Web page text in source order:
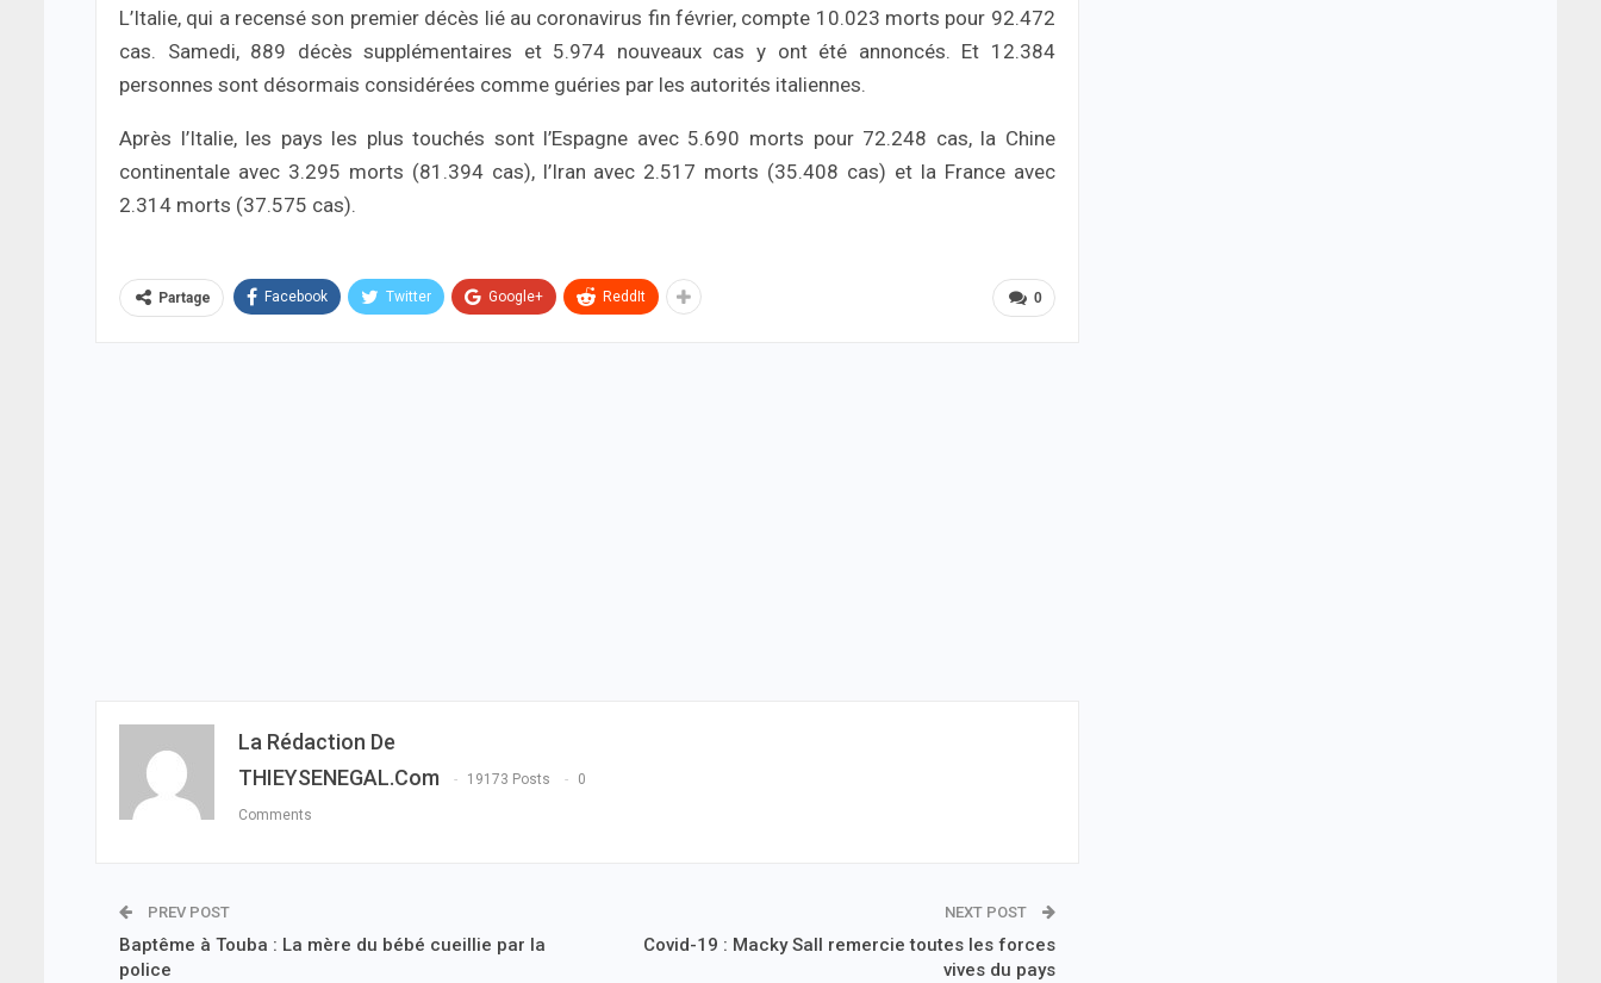
L’Italie, qui a recensé son premier décès lié au coronavirus fin février, compte 10.023 morts pour 92.472
cas. Samedi, 889 décès supplémentaires et 5.974 nouveaux cas y ont été annoncés. Et 12.384
personnes sont désormais considérées comme guéries par les autorités italiennes.
Après l’Italie, les pays les plus touchés sont l’Espagne avec 5.690 morts pour 72.248 cas, la Chine
continentale avec 3.295 morts (81.394 cas), l’Iran avec 2.517 morts (35.408 cas) et la France avec
2.314 morts (37.575 cas).
0
Partage Facebook Twitter Google+ ReddIt
La Rédaction De
THIEYSENEGAL.com
19173 Posts 0
Comments
PREV POST
Baptême à Touba : La mère du bébé cueillie par la
police
NEXT POST
Covid-19 : Macky Sall remercie toutes les forces
vives du pays